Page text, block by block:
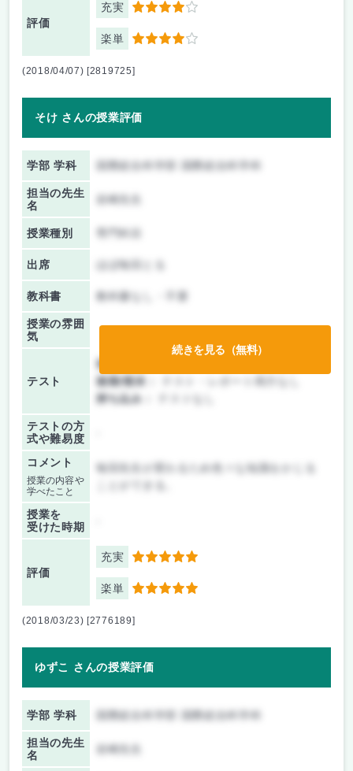
評価
充実 4
楽単 4
(2018/04/07) [2819725]
そけ さんの授業評価
学部 学科 国際総合科学部 国際総合科学科
担当の先生
名
岩崎先生
授業種別
出席 ほぼ毎回とる
教科書 教科書なし・不要
授業の雰囲
気
テスト
前期/中間：
後期/期末：
持ち込み：
テストの方
式や難易度
コメント
授業の内容や
学べたこと
毎回先生が変わるため色々な知識をかじる
授業を
受けた時期
評価
充実 5
楽単 5
続きを見る（無料）
(2018/03/23) [2776189]
ゆずこ さんの授業評価
学部 学科 国際総合科学部 国際総合科学科
担当の先生
名
岩崎先生